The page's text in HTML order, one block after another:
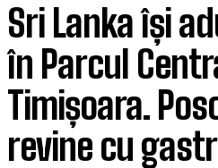
Sri Lanka își
în Parcul
Timișoara.
revine cu